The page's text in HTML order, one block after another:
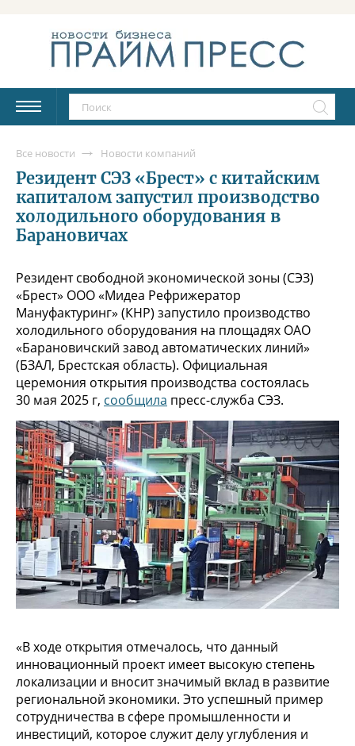
Все новости Новости компаний
Резидент СЭЗ «Брест» с китайским
капиталом запустил производство
холодильного оборудования в
Барановичах
Резидент свободной экономической зоны (СЭЗ)
«Брест» ООО «Мидеа Рефрижератор
Мануфактуринг» (КНР) запустило производство
холодильного оборудования на площадях ОАО
«Барановичский завод автоматических линий»
(БЗАЛ, Брестская область). Официальная
церемония открытия производства состоялась
30 мая 2025 г, сообщила пресс-служба СЭЗ.
«В ходе открытия отмечалось, что данный
инновационный проект имеет высокую степень
локализации и вносит значимый вклад в развитие
региональной экономики. Это успешный пример
сотрудничества в сфере промышленности и
инвестиций, которое служит делу углубления и